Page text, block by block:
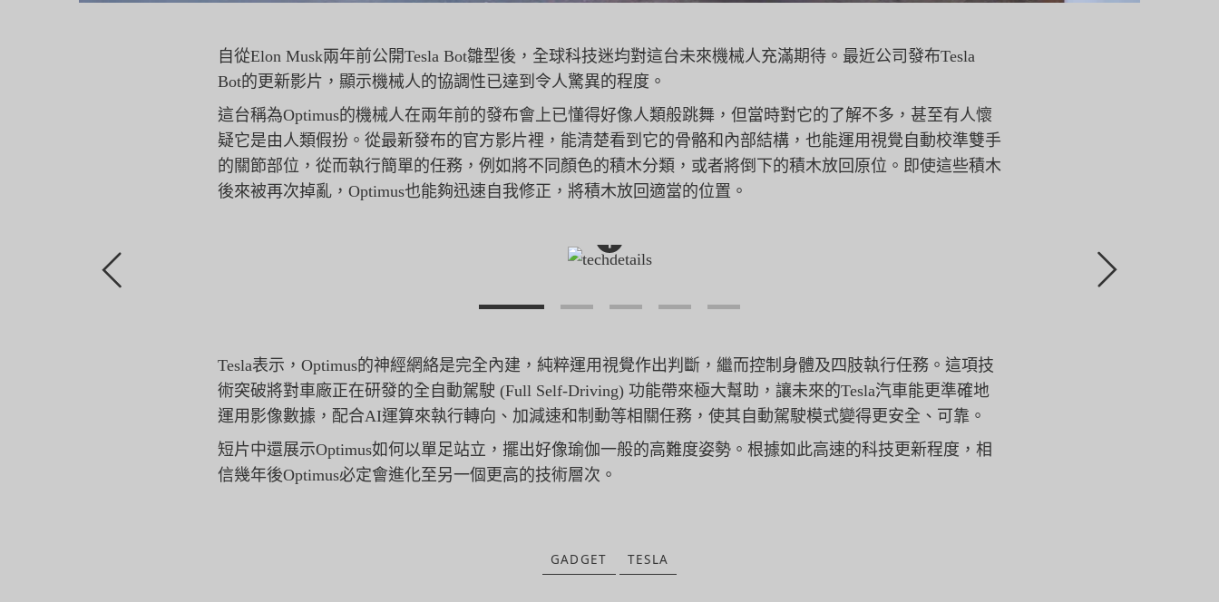
自從Elon Musk兩年前公開Tesla Bot雛型後，全球科技迷均對這台未來機械人充滿期待。 最近公司發布Tesla
Bot的更新影片，顯示機械人的協調性已達到令人驚異的程度。
這台稱為Optimus的機械人在兩年前的發布會上已懂得好像人類般跳舞，但當時對它的了解不多，甚至有人懷
疑它是由人類假扮。從最新發布的官方影片裡，能清楚看到它的骨骼和內部結構，也能運用視覺自動校準雙手
的關節部位， 從而執行簡單的任務，例如將不同顏色的積木分類， 或者將倒下的積木放回原位。即使這些積木
後來被再次掉亂， Optimus也能夠迅速自我修正，將積木放回適當的位置。
+
Tesla表示，Optimus的神經網絡是完全內建， 純粹運用視覺作出判斷，繼而控制身體及四肢執行任務。 這項技
術突破將對車廠正在研發的全自動駕駛 (Full Self-Driving) 功能帶來極大幫助， 讓未來的Tesla汽車能更準確地
運用影像數據， 配合AI運算來執行轉向、加減速和制動等相關任務， 使其自動駕駛模式變得更安全、可靠。
短片中還展示Optimus如何以單足站立，擺出好像瑜伽一般的高難度姿勢。根據如此高速的科技更新程度， 相
信幾年後Optimus必定會進化至另一個更高的技術層次。
GADGET TESLA